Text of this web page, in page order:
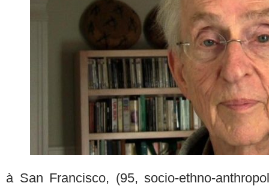
à San Francisco, (95, socio-ethno-